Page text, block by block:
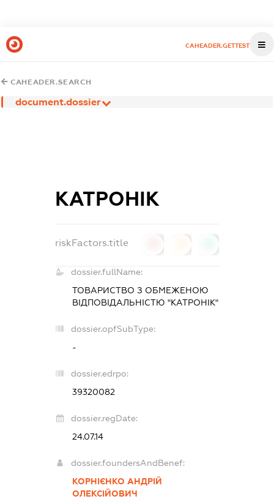
CAHEADER.GETTEST
CAHEADER.SEARCH
document.dossier
КАТРОНІК
riskFactors.title
dossier.fullName:
ТОВАРИСТВО З ОБМЕЖЕНОЮ
ВІДПОВІДАЛЬНІСТЮ "КАТРОНІК"
dossier.opfSubType:
-
dossier.edrpo:
39320082
dossier.regDate:
24.07.14
dossier.foundersAndBenef:
КОРНІЄНКО АНДРІЙ
ОЛЕКСІЙОВИЧ